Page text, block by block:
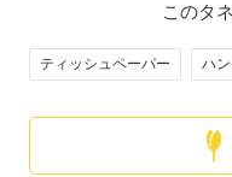
このタ
ティッシュペーパー ハ